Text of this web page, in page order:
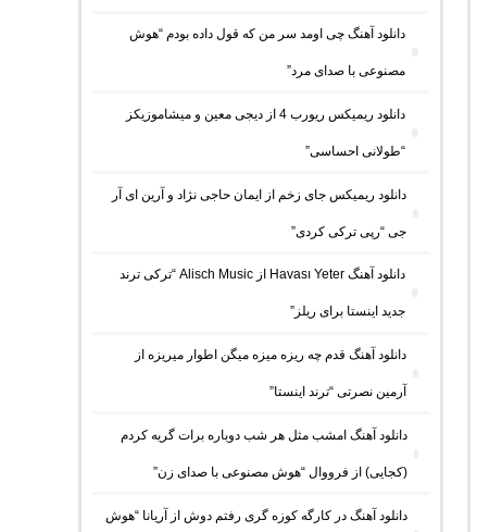
دانلود آهنگ چی اومد سر من که قول داده بودم “هوش
مصنوعی با صدای مرد”
دانلود ریمیکس ریورب 4 از دیجی معین و میشاموزیکز
“طولانی احساسی”
دانلود ریمیکس جای زخم از ایمان حاجی نژاد و آرین ای آر
جی “رپی ترکی کردی”
دانلود آهنگ Havası Yeter از Alisch Music “ترکی ترند
جدید اینستا برای ریلز”
دانلود آهنگ ﻗﺪم ﭼﻪ رﻳﺰه ﻣﻴﺰه ﻣﻴﮕﻦ اﻃﻮار ﻣﻴﺮﻳﺰه از
آرمین نصرتی “ترند اینستا”
دانلود آهنگ امشب مثل هر شب دوباره برات گریه کردم
(کجایی) از فرووال “هوش مصنوعی با صدای زن”
دانلود آهنگ در کارگه کوزه گری رفتم دوش از آریانا “هوش